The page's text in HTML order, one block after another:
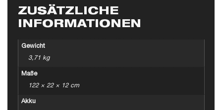
ZUSÄTZLICHE
INFORMATIONEN
Gewicht
3,71 kg
Maße
122 × 22 × 12 cm
Akku